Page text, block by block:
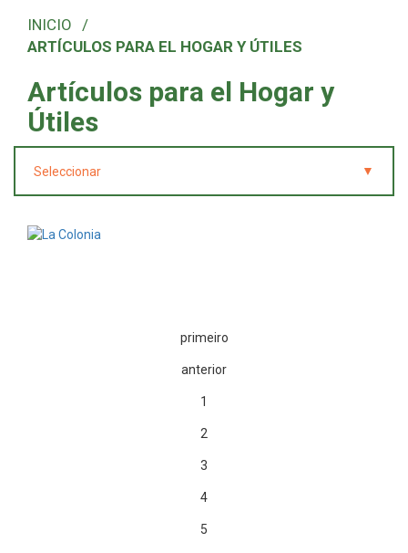
ARTÍCULOS PARA EL HOGAR Y ÚTILES
Artículos para el Hogar y
Útiles
Seleccionar ▼
primeiro
anterior
1
2
3
4
5